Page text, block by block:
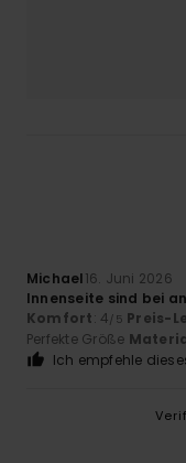
Michael16. Juni 2026
Innenseite sind bei
Komfort: 4/5 Preis-
Perfekte Größe
Ich empfehle